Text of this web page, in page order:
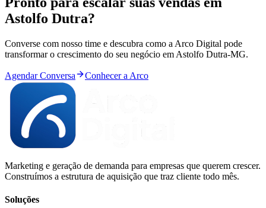
Astolfo Dutra?
Converse com nosso time e descubra como a Arco Digital pode
transformar o crescimento do seu negócio em Astolfo Dutra-MG.
Agendar Conversa Conhecer a Arco
Marketing e geração de demanda para empresas que querem crescer.
Construímos a estrutura de aquisição que traz cliente todo mês.
Soluções